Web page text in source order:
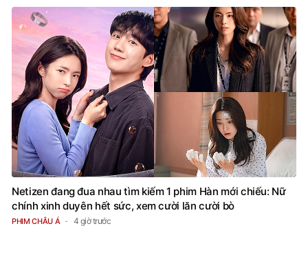
Netizen đang đua nhau tìm kiếm 1 phim Hàn mới chiếu: Nữ
chính xinh duyên hết sức, xem cười lăn cười bò
PHIM CHÂU Á 4 giờ trước